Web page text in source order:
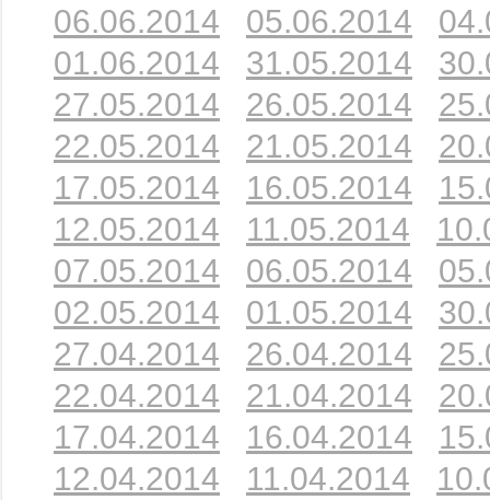
06.06.2014
05.06.2014
01.06.2014
31.05.2014
27.05.2014
26.05.2014
22.05.2014
21.05.2014
17.05.2014
16.05.2014
12.05.2014
11.05.2014
07.05.2014
06.05.2014
02.05.2014
01.05.2014
27.04.2014
26.04.2014
22.04.2014
21.04.2014
17.04.2014
16.04.2014
12.04.2014
11.04.2014